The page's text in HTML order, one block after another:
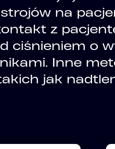
na
z
ciśnieniem o
Inne
jak